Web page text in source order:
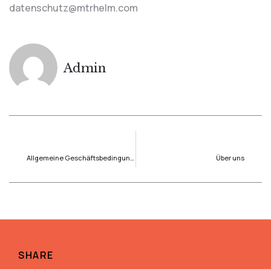
datenschutz@mtrhelm.com
Admin
Allgemeine Geschäftsbedingungen (AGB) Über uns
SHARE